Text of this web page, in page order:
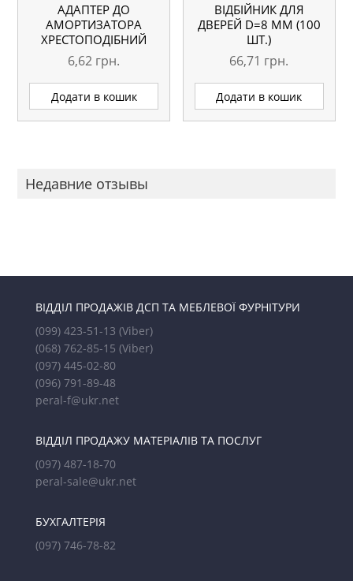
АДАПТЕР ДО
АМОРТИЗАТОРА
ХРЕСТОПОДІБНИЙ
GTV PRESTIGE AM-
ADAP0A-60
6,62 грн.
Додати в кошик
ВІДБІЙНИК ДЛЯ
ДВЕРЕЙ D=8 ММ (100
ШТ.)
66,71 грн.
Додати в кошик
Недавние отзывы
ВІДДІЛ ПРОДАЖІВ ДСП ТА МЕБЛЕВОЇ ФУРНІТУРИ
(099) 423-51-13 (Viber)
(068) 762-85-15 (Viber)
(097) 445-02-80
(096) 791-89-48
peral-f@ukr.net
ВІДДІЛ ПРОДАЖУ МАТЕРІАЛІВ ТА ПОСЛУГ
(097) 487-18-70
peral-sale@ukr.net
БУХГАЛТЕРІЯ
(097) 746-78-82